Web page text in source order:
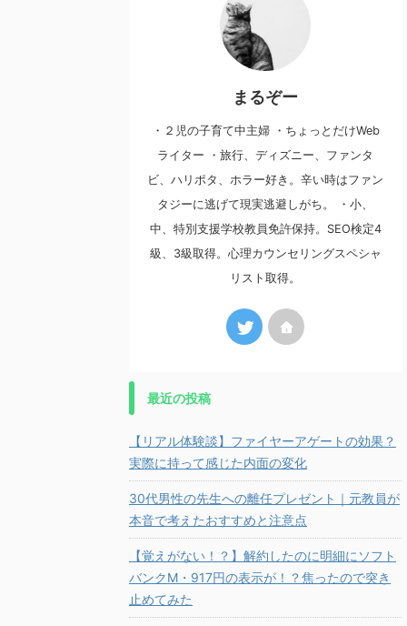
まるぞー
・２児の子育て中主婦 ・ちょっとだけWeb
ライター ・旅行、ディズニー、ファンタ
ビ、ハリポタ、ホラー好き。辛い時はファン
タジーに逃げて現実逃避しがち。 ・小、
中、特別支援学校教員免許保持。SEO検定4
級、3級取得。心理カウンセリングスペシャ
リスト取得。
最近の投稿
【リアル体験談】ファイヤーアゲートの効果？
実際に持って感じた内面の変化
30代男性の先生への離任プレゼント｜元教員が
本音で考えたおすすめと注意点
【覚えがない！？】解約したのに明細にソフト
バンクM・917円の表示が！？焦ったので突き
止めてみた